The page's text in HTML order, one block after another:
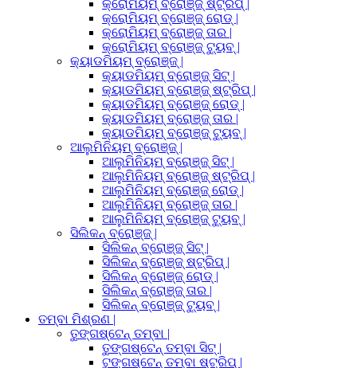
କ୍ରୋମିୟମ୍ ବ୍ରୋଞ୍ଜ୍ ଷ୍ଟ୍ରିପ୍ |
କ୍ରୋମିୟମ୍ ବ୍ରୋଞ୍ଜ୍ ରୋଡ୍ |
କ୍ରୋମିୟମ୍ ବ୍ରୋଞ୍ଜ୍ ତାର |
କ୍ରୋମିୟମ୍ ବ୍ରୋଞ୍ଜ୍ ଟ୍ୟୁବ୍ |
କ୍ୟାଡମିୟମ୍ ବ୍ରୋଞ୍ଜ୍ |
କ୍ୟାଡମିୟମ୍ ବ୍ରୋଞ୍ଜ୍ ସିଟ୍ |
କ୍ୟାଡମିୟମ୍ ବ୍ରୋଞ୍ଜ୍ ଷ୍ଟ୍ରିପ୍ |
କ୍ୟାଡମିୟମ୍ ବ୍ରୋଞ୍ଜ୍ ରୋଡ୍ |
କ୍ୟାଡମିୟମ୍ ବ୍ରୋଞ୍ଜ୍ ତାର |
କ୍ୟାଡମିୟମ୍ ବ୍ରୋଞ୍ଜ୍ ଟ୍ୟୁବ୍ |
ଆଲୁମିନିୟମ୍ ବ୍ରୋଞ୍ଜ୍ |
ଆଲୁମିନିୟମ୍ ବ୍ରୋଞ୍ଜ୍ ସିଟ୍ |
ଆଲୁମିନିୟମ୍ ବ୍ରୋଞ୍ଜ୍ ଷ୍ଟ୍ରିପ୍ |
ଆଲୁମିନିୟମ୍ ବ୍ରୋଞ୍ଜ୍ ରୋଡ୍ |
ଆଲୁମିନିୟମ୍ ବ୍ରୋଞ୍ଜ୍ ତାର |
ଆଲୁମିନିୟମ୍ ବ୍ରୋଞ୍ଜ୍ ଟ୍ୟୁବ୍ |
ସିଲିକନ୍ ବ୍ରୋଞ୍ଜ୍ |
ସିଲିକନ୍ ବ୍ରୋଞ୍ଜ୍ ସିଟ୍ |
ସିଲିକନ୍ ବ୍ରୋଞ୍ଜ୍ ଷ୍ଟ୍ରିପ୍ |
ସିଲିକନ୍ ବ୍ରୋଞ୍ଜ୍ ରୋଡ୍ |
ସିଲିକନ୍ ବ୍ରୋଞ୍ଜ୍ ତାର |
ସିଲିକନ୍ ବ୍ରୋଞ୍ଜ୍ ଟ୍ୟୁବ୍ |
ତମ୍ବା ମିଶ୍ରଣ |
ତୁଙ୍ଗଷ୍ଟେନ୍ ତମ୍ବା |
ତୁଙ୍ଗଷ୍ଟେନ୍ ତମ୍ବା ସିଟ୍ |
ଟୁଙ୍ଗଷ୍ଟେନ୍ ତମ୍ବା ଷ୍ଟ୍ରିପ୍ |